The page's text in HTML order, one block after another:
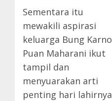
Sementara itu
mewakili aspirasi
keluarga Bung Karno
Puan Maharani ikut
tampil dan
menyuarakan arti
penting hari lahirnya